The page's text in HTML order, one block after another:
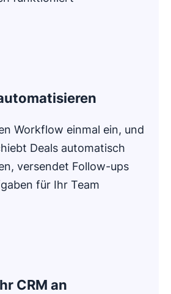
Workflow einmal ein, und
Deals automatisch
versendet Follow-ups
für Ihr Team
CRM an